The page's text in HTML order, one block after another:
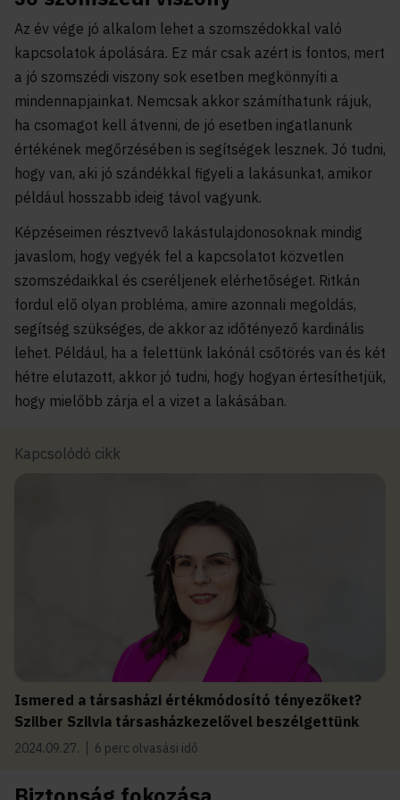
Az év vége jó alkalom lehet a szomszédokkal való
kapcsolatok ápolására. Ez már csak azért is fontos, mert
a jó szomszédi viszony sok esetben megkönnyíti a
mindennapjainkat. Nemcsak akkor számíthatunk rájuk,
ha csomagot kell átvenni, de jó esetben ingatlanunk
értékének megőrzésében is segítségek lesznek. Jó tudni,
hogy van, aki jó szándékkal figyeli a lakásunkat, amikor
például hosszabb ideig távol vagyunk.
Képzéseimen résztvevő lakástulajdonosoknak mindig
javaslom, hogy vegyék fel a kapcsolatot közvetlen
szomszédaikkal és cseréljenek elérhetőséget. Ritkán
fordul elő olyan probléma, amire azonnali megoldás,
segítség szükséges, de akkor az időtényező kardinális
lehet. Például, ha a felettünk lakónál csőtörés van és két
hétre elutazott, akkor jó tudni, hogy hogyan értesíthetjük,
hogy mielőbb zárja el a vizet a lakásában.
Kapcsolódó cikk
Ismered a társasházi értékmódosító tényezőket?
Szilber Szilvia társasházkezelővel beszélgettünk
2024.09.27. 6 perc olvasási idő